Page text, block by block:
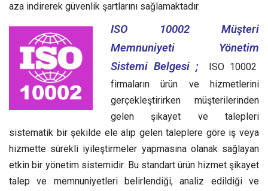
aza indirerek güvenlik şartlarını sağlamaktadır.
ISO 10002 Müşteri
Memnuniyeti Yönetim
Sistemi Belgesi ;
ISO 10002
firmaların ürün ve hizmetlerini
gerçekleştirirken müşterilerinden
gelen şikayet ve talepleri
sistematik bir şekilde ele alıp gelen taleplere göre iş veya
hizmette sürekli iyileştirmeler yapmasına olanak sağlayan
etkin bir yönetim sistemidir. Bu standart ürün hizmet şikayet
talep ve memnuniyetleri belirlendiği, analiz edildiği ve